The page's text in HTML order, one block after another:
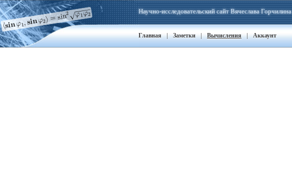
Научно-исследовательский сайт Вячеслава Горчилина
Главная | Заметки | Вычисления | Аккаунт